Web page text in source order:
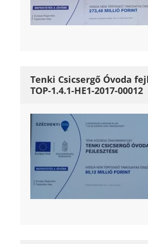
Tenki Csicsergő Óvoda
TOP-1.4.1-HE1-2017-00012